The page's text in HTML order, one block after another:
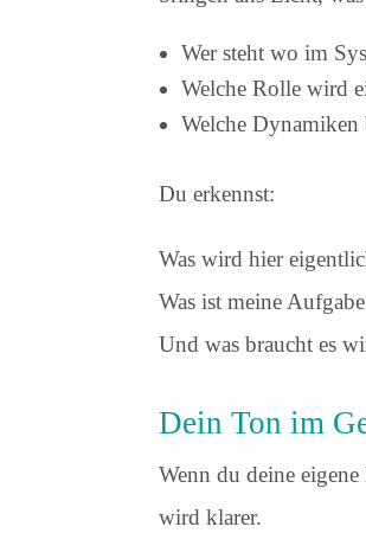
Wer steht wo im
Welche Rolle wird
Welche Dynamiken
Du erkennst:
Was wird hier
Was ist meine
Und was braucht es
Dein Ton im
Wenn du deine
wird klarer.